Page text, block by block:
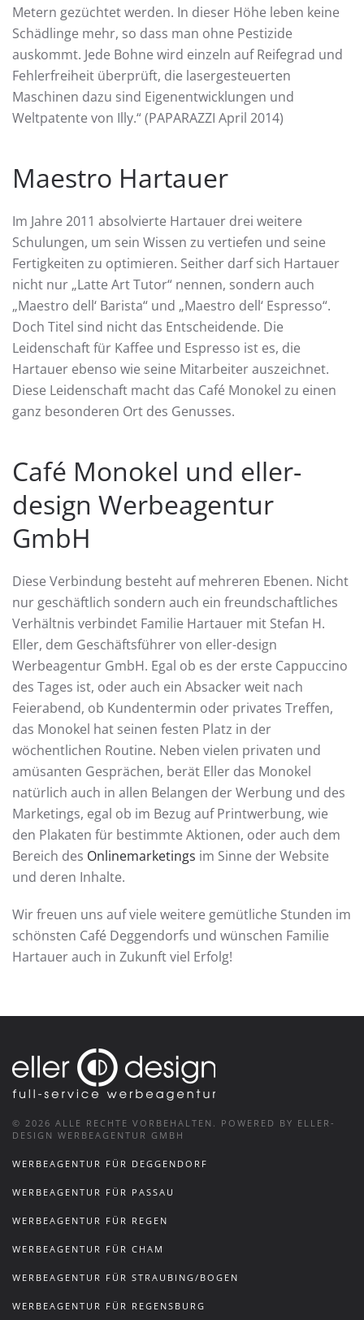
Metern gezüchtet werden. In dieser Höhe leben keine
Schädlinge mehr, so dass man ohne Pestizide
auskommt. Jede Bohne wird einzeln auf Reifegrad und
Fehlerfreiheit überprüft, die lasergesteuerten
Maschinen dazu sind Eigenentwicklungen und
Weltpatente von Illy.“ (PAPARAZZI April 2014)
Maestro Hartauer
Im Jahre 2011 absolvierte Hartauer drei weitere
Schulungen, um sein Wissen zu vertiefen und seine
Fertigkeiten zu optimieren. Seither darf sich Hartauer
nicht nur „Latte Art Tutor“ nennen, sondern auch
„Maestro dell‘ Barista“ und „Maestro dell‘ Espresso“.
Doch Titel sind nicht das Entscheidende. Die
Leidenschaft für Kaffee und Espresso ist es, die
Hartauer ebenso wie seine Mitarbeiter auszeichnet.
Diese Leidenschaft macht das Café Monokel zu einen
ganz besonderen Ort des Genusses.
Café Monokel und eller-
design Werbeagentur
GmbH
Diese Verbindung besteht auf mehreren Ebenen. Nicht
nur geschäftlich sondern auch ein freundschaftliches
Verhältnis verbindet Familie Hartauer mit Stefan H.
Eller, dem Geschäftsführer von eller-design
Werbeagentur GmbH. Egal ob es der erste Cappuccino
des Tages ist, oder auch ein Absacker weit nach
Feierabend, ob Kundentermin oder privates Treffen,
das Monokel hat seinen festen Platz in der
wöchentlichen Routine. Neben vielen privaten und
amüsanten Gesprächen, berät Eller das Monokel
natürlich auch in allen Belangen der Werbung und des
Marketings, egal ob im Bezug auf Printwerbung, wie
den Plakaten für bestimmte Aktionen, oder auch dem
Bereich des Onlinemarketings im Sinne der Website
und deren Inhalte.
Wir freuen uns auf viele weitere gemütliche Stunden im
schönsten Café Deggendorfs und wünschen Familie
Hartauer auch in Zukunft viel Erfolg!
© 2026 ALLE RECHTE VORBEHALTEN. POWERED BY ELLER-
DESIGN WERBEAGENTUR GMBH
WERBEAGENTUR FÜR DEGGENDORF
WERBEAGENTUR FÜR PASSAU
WERBEAGENTUR FÜR REGEN
WERBEAGENTUR FÜR CHAM
WERBEAGENTUR FÜR STRAUBING/BOGEN
WERBEAGENTUR FÜR REGENSBURG